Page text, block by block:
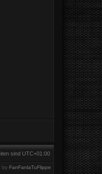
sind UTC+01:00
by FanFanlaTuFlippe